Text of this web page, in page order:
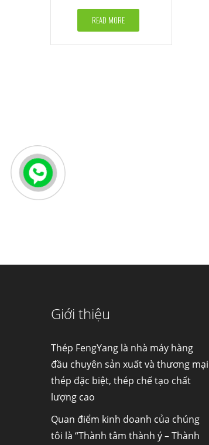
Rated5.00
out of 5READ MORE
Giới thiệu
Thép FengYang là nhà máy hàng
đầu chuyên sản xuất và thương mại
thép đặc biệt, thép chế tạo chất
lượng cao
Quan điểm kinh doanh của chúng
tôi là “Thành tâm thành ý – Thành